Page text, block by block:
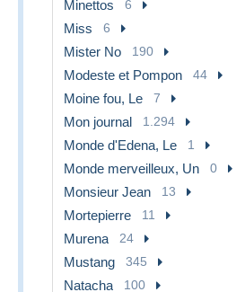
Minettos 6
Miss 6
Mister No 190
Modeste et Pompon 44
Moine fou, Le 7
Mon journal 1.294
Monde d'Edena, Le 1
Monde merveilleux, Un 0
Monsieur Jean 13
Mortepierre 11
Murena 24
Mustang 345
Natacha 100